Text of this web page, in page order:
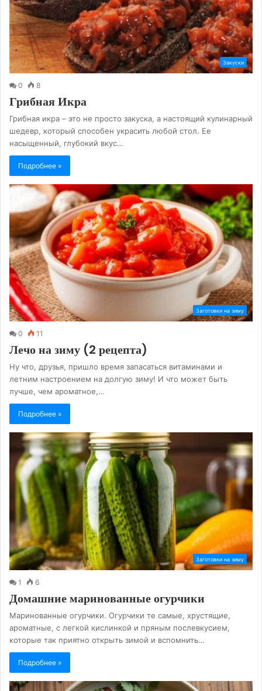
Закуски
0 8
Грибная Икра
Грибная икра – это не просто закуска, а настоящий кулинарный
шедевр, который способен украсить любой стол. Ее
насыщенный, глубокий вкус…
Подробнее »
Заготовки на зиму
0 11
Лечо на зиму (2 рецепта)
Ну что, друзья, пришло время запасаться витаминами и
летним настроением на долгую зиму! И что может быть
лучше, чем ароматное,…
Подробнее »
Заготовки на зиму
1 6
Домашние маринованные огурчики
Маринованные огурчики. Огурчики те самые, хрустящие,
ароматные, с легкой кислинкой и пряным послевкусием,
которые так приятно открыть зимой и вспомнить…
Подробнее »